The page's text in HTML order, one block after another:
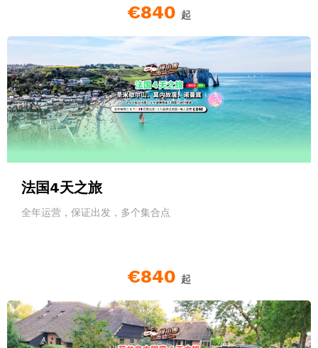
€840 起
法国4天之旅
全年运营，保证出发，多个集合点
€840 起